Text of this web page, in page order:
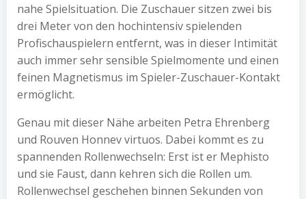
nahe Spielsituation. Die Zuschauer sitzen zwei bis
drei Meter von den hochintensiv spielenden
Profischauspielern entfernt, was in dieser Intimität
auch immer sehr sensible Spielmomente und einen
feinen Magnetismus im Spieler-Zuschauer-Kontakt
ermöglicht.
Genau mit dieser Nähe arbeiten Petra Ehrenberg
und Rouven Honnev virtuos. Dabei kommt es zu
spannenden Rollenwechseln: Erst ist er Mephisto
und sie Faust, dann kehren sich die Rollen um.
Rollenwechsel geschehen binnen Sekunden von